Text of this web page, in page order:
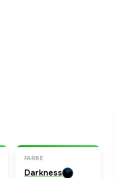
FARBE
Darkness